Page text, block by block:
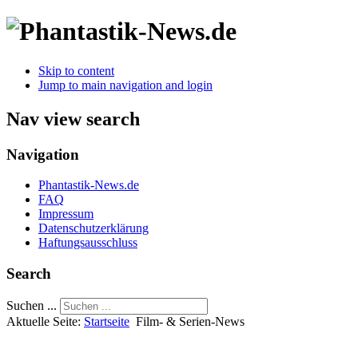
Skip to content
Jump to main navigation and login
Nav view search
Navigation
Phantastik-News.de
FAQ
Impressum
Datenschutzerklärung
Haftungsausschluss
Search
Suchen ...
Aktuelle Seite: Startseite Film- & Serien-News